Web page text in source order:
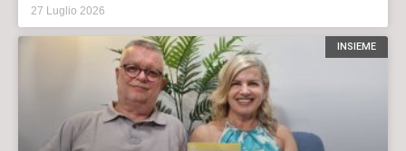
27 Luglio 2026
INSIEME